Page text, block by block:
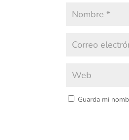
Guarda mi